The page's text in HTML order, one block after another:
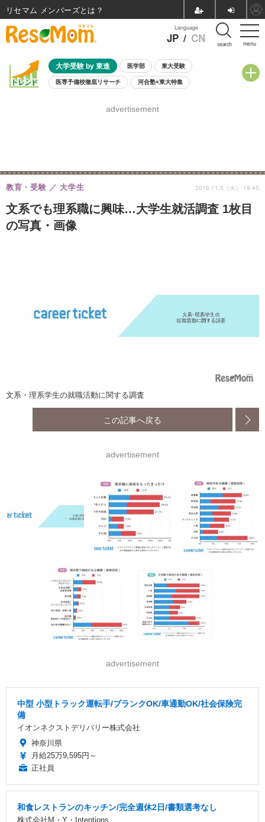
menu
Language
JP / CN search
大学受験 by 東進 医学部 東大受験
医専予備校徹底リサーチ 河合塾×東大特集
8月開催学校説明会・相談会
advertisement
文系でも理系職に興味…大学生就活調査 1枚目
の写真・画像
教育・受験 大学生 2019.11.5（火） 19:45
文系・理系学生の就職活動に関する調査
この記事へ戻る
advertisement
advertisement
中型 小型トラック運転手/ブランクOK/車通勤OK/社会保険完
備
イオンネクストデリバリー株式会社
神奈川県
月給25万9,595円～
正社員
和食レストランのキッチン/完全週休2日/書類選考なし
株式会社M・Y・Intentions
リセマム メンバーズ